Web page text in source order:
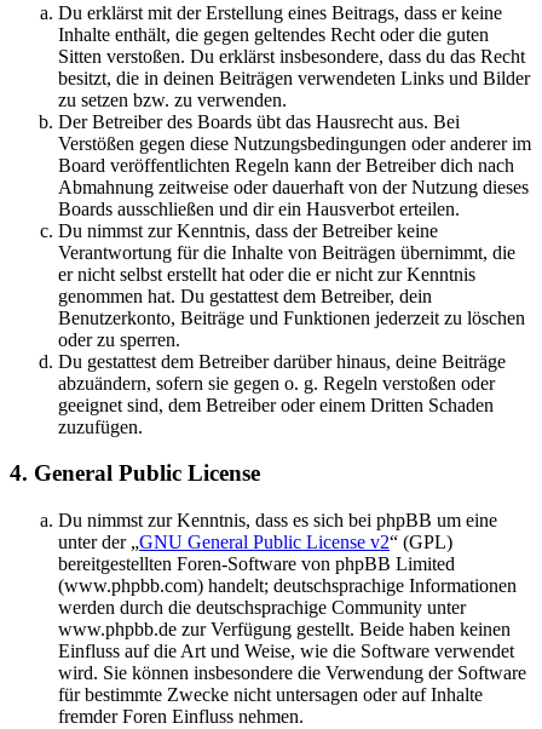
Du erklärst mit der Erstellung eines Beitrags, dass er keine
Inhalte enthält, die gegen geltendes Recht oder die guten
Sitten verstoßen. Du erklärst insbesondere, dass du das Recht
besitzt, die in deinen Beiträgen verwendeten Links und Bilder
zu setzen bzw. zu verwenden.
Der Betreiber des Boards übt das Hausrecht aus. Bei
Verstößen gegen diese Nutzungsbedingungen oder anderer im
Board veröffentlichten Regeln kann der Betreiber dich nach
Abmahnung zeitweise oder dauerhaft von der Nutzung dieses
Boards ausschließen und dir ein Hausverbot erteilen.
Du nimmst zur Kenntnis, dass der Betreiber keine
Verantwortung für die Inhalte von Beiträgen übernimmt, die
er nicht selbst erstellt hat oder die er nicht zur Kenntnis
genommen hat. Du gestattest dem Betreiber, dein
Benutzerkonto, Beiträge und Funktionen jederzeit zu löschen
oder zu sperren.
Du gestattest dem Betreiber darüber hinaus, deine Beiträge
abzuändern, sofern sie gegen o. g. Regeln verstoßen oder
geeignet sind, dem Betreiber oder einem Dritten Schaden
zuzufügen.
4. General Public License
Du nimmst zur Kenntnis, dass es sich bei phpBB um eine
unter der „GNU General Public License v2“ (GPL)
bereitgestellten Foren-Software von phpBB Limited
(www.phpbb.com) handelt; deutschsprachige Informationen
werden durch die deutschsprachige Community unter
www.phpbb.de zur Verfügung gestellt. Beide haben keinen
Einfluss auf die Art und Weise, wie die Software verwendet
wird. Sie können insbesondere die Verwendung der Software
für bestimmte Zwecke nicht untersagen oder auf Inhalte
fremder Foren Einfluss nehmen.